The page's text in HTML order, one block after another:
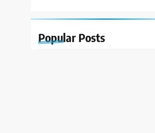
Popular Posts